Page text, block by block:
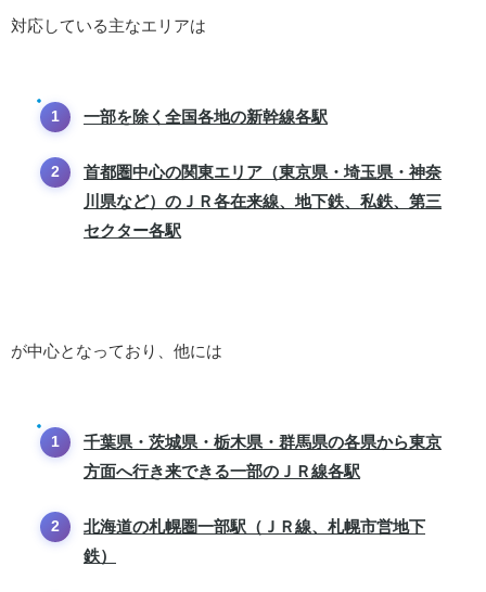
対応している主なエリアは
一部を除く全国各地の新幹線各駅
首都圏中心の関東エリア（東京県・埼玉県・神奈
川県など）のＪＲ各在来線、地下鉄、私鉄、第三
セクター各駅
が中心となっており、他には
千葉県・茨城県・栃木県・群馬県の各県から東京
方面へ行き来できる一部のＪＲ線各駅
北海道の札幌圏一部駅（ＪＲ線、札幌市営地下
鉄）